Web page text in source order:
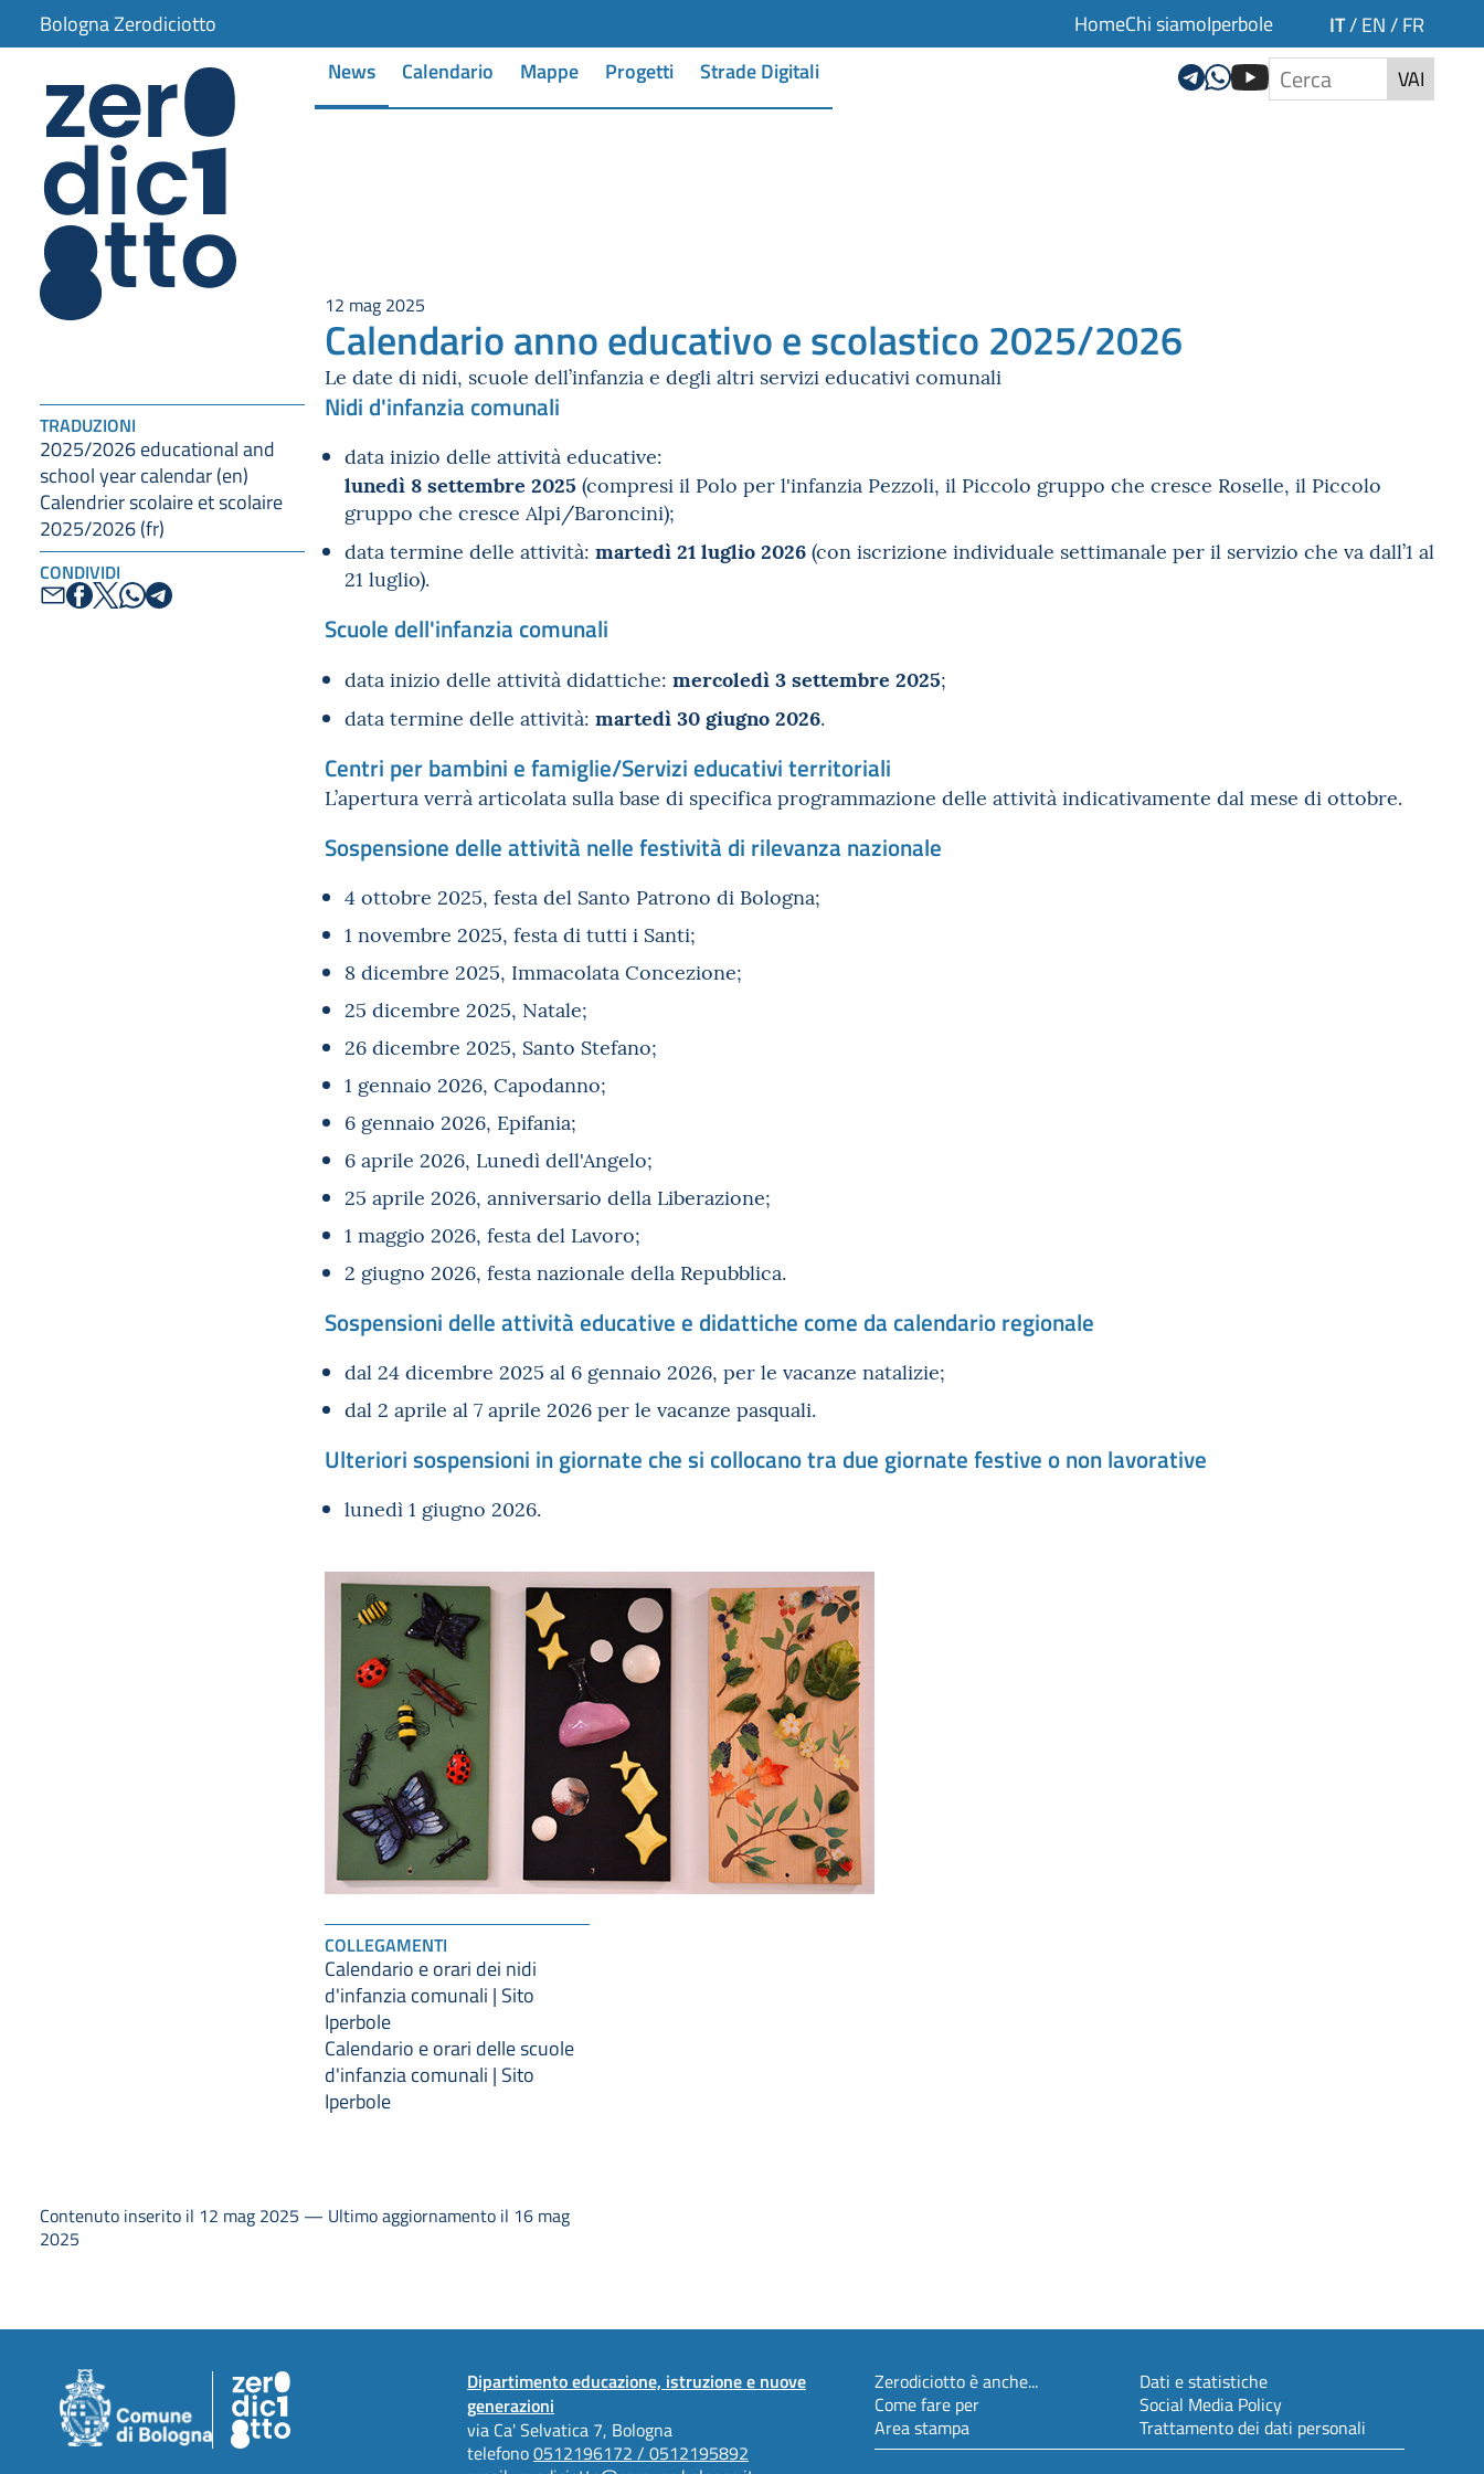
Bologna Zerodiciotto HomeChi siamoIperbole IT/ EN / FR
News Calendario Mappe Progetti Strade Digitali VAI
TRADUZIONI
2025/2026 educational and
school year calendar (en)
Calendrier scolaire et scolaire
2025/2026 (fr)
CONDIVIDI
12 mag 2025
Calendario anno educativo e scolastico 2025/2026
Le date di nidi, scuole dell’infanzia e degli altri servizi educativi comunali
Nidi d'infanzia comunali
data inizio delle attività educative:
lunedì 8 settembre 2025 (compresi il Polo per l'infanzia Pezzoli, il Piccolo gruppo che cresce Roselle, il Piccolo
gruppo che cresce Alpi/Baroncini);
data termine delle attività: martedì 21 luglio 2026 (con iscrizione individuale settimanale per il servizio che va dall’1 al
21 luglio).
Scuole dell'infanzia comunali
data inizio delle attività didattiche: mercoledì 3 settembre 2025;
data termine delle attività: martedì 30 giugno 2026.
Centri per bambini e famiglie/Servizi educativi territoriali
L’apertura verrà articolata sulla base di specifica programmazione delle attività indicativamente dal mese di ottobre.
Sospensione delle attività nelle festività di rilevanza nazionale
4 ottobre 2025, festa del Santo Patrono di Bologna;
1 novembre 2025, festa di tutti i Santi;
8 dicembre 2025, Immacolata Concezione;
25 dicembre 2025, Natale;
26 dicembre 2025, Santo Stefano;
1 gennaio 2026, Capodanno;
6 gennaio 2026, Epifania;
6 aprile 2026, Lunedì dell'Angelo;
25 aprile 2026, anniversario della Liberazione;
1 maggio 2026, festa del Lavoro;
2 giugno 2026, festa nazionale della Repubblica.
Sospensioni delle attività educative e didattiche come da calendario regionale
dal 24 dicembre 2025 al 6 gennaio 2026, per le vacanze natalizie;
dal 2 aprile al 7 aprile 2026 per le vacanze pasquali.
Ulteriori sospensioni in giornate che si collocano tra due giornate festive o non lavorative
lunedì 1 giugno 2026.
COLLEGAMENTI
Calendario e orari dei nidi
d'infanzia comunali | Sito
Iperbole
Calendario e orari delle scuole
d'infanzia comunali | Sito
Iperbole
Contenuto inserito il 12 mag 2025 — Ultimo aggiornamento il 16 mag
2025
Dipartimento educazione, istruzione e nuove
generazioni
via Ca' Selvatica 7, Bologna
telefono0512196172 / 0512195892
Zerodiciotto è anche...
Come fare per
Area stampa
Dati e statistiche
Social Media Policy
Trattamento dei dati personali